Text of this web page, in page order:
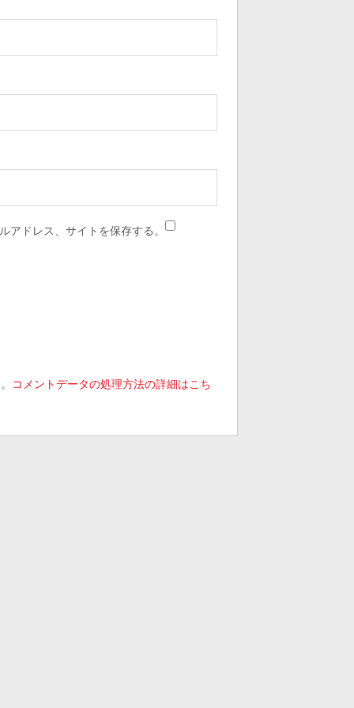
アドレス、サイトを保存する。
コメントデータの処理方法の詳細はこち